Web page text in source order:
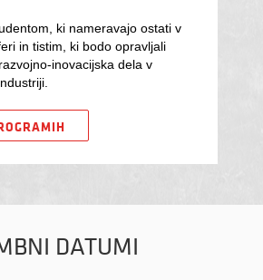
ki nameravajo ostati v
in tistim, ki bodo opravljali
inovacijska dela v
DATUMI